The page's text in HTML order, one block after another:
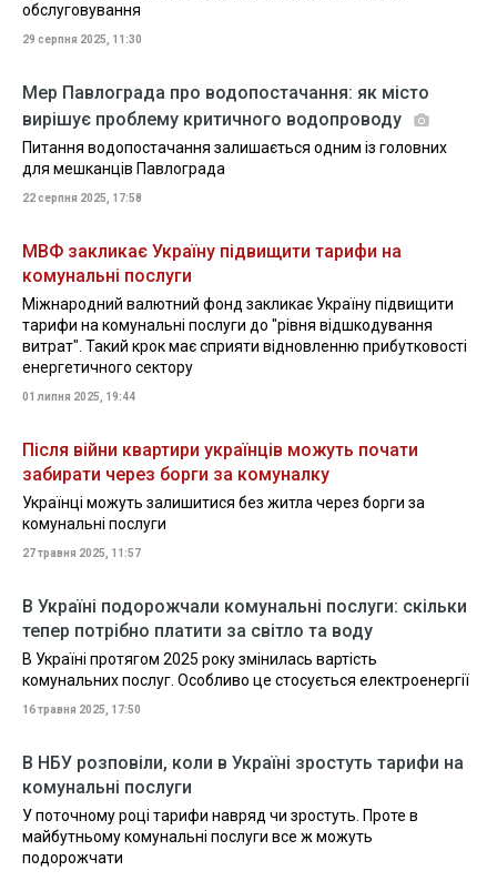
обслуговування
29 серпня 2025, 11:30
Мер Павлограда про водопостачання: як місто
вирішує проблему критичного водопроводу
Питання водопостачання залишається одним із головних
для мешканців Павлограда
22 серпня 2025, 17:58
МВФ закликає Україну підвищити тарифи на
комунальні послуги
Міжнародний валютний фонд закликає Україну підвищити
тарифи на комунальні послуги до "рівня відшкодування
витрат". Такий крок має сприяти відновленню прибутковості
енергетичного сектору
01 липня 2025, 19:44
Після війни квартири українців можуть почати
забирати через борги за комуналку
Українці можуть залишитися без житла через борги за
комунальні послуги
27 травня 2025, 11:57
В Україні подорожчали комунальні послуги: скільки
тепер потрібно платити за світло та воду
В Україні протягом 2025 року змінилась вартість
комунальних послуг. Особливо це стосується електроенергії
16 травня 2025, 17:50
В НБУ розповіли, коли в Україні зростуть тарифи на
комунальні послуги
У поточному році тарифи навряд чи зростуть. Проте в
майбутньому комунальні послуги все ж можуть
подорожчати